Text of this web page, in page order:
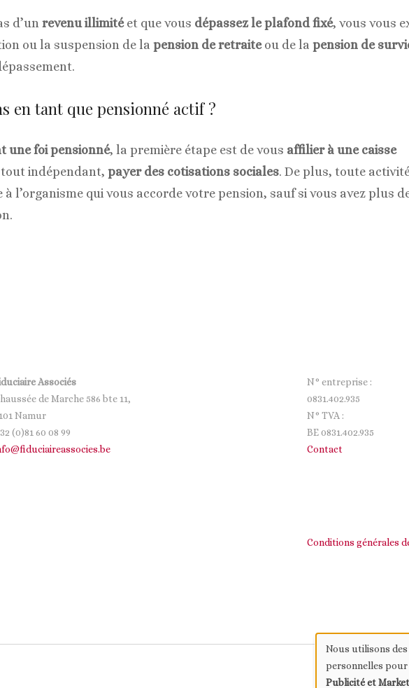
d’un revenu illimitéet que vous dépassez le plafond fixé, vous vous
ou la suspension de la pension de retraiteou de la pension de
en tant que pensionné actif ?
une foi pensionné, la première étape est de vous affilier à une caisse
indépendant, payer des cotisations sociales. De plus, toute
l’organisme qui vous accorde votre pension, sauf si vous avez plus
Associés
de Marche 586 bte 11,
Namur
(0)81 60 08 99
N° entreprise :
0831.402.935
N° TVA :
BE 0831.402.935
Contact
Conditions générales
Use
Nous utilisons
personnelles
Publicité et